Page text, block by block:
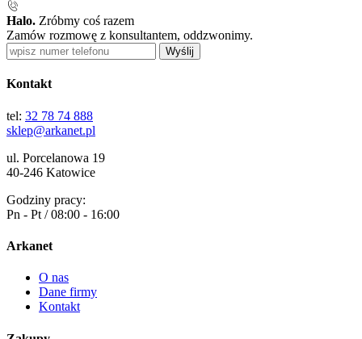
Halo. Zróbmy coś razem
Zamów rozmowę z konsultantem, oddzwonimy.
Wyślij
Kontakt
tel: 32 78 74 888
sklep@arkanet.pl
ul. Porcelanowa 19
40-246 Katowice
Godziny pracy:
Pn - Pt / 08:00 - 16:00
Arkanet
O nas
Dane firmy
Kontakt